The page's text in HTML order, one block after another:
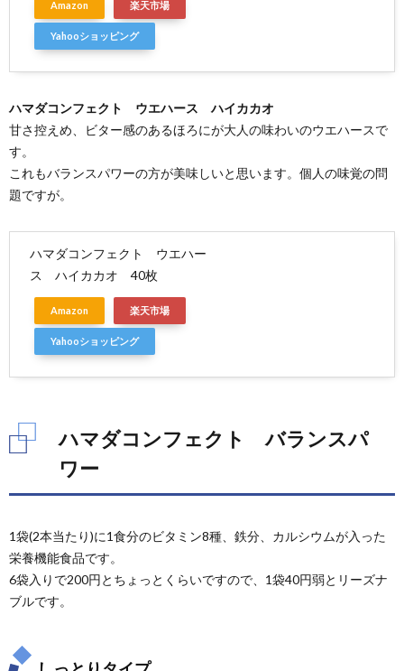
Amazon 楽天市場
Yahooショッピング
ハマダコンフェクト ウエハース ハイカカオ
甘さ控えめ、ビター感のあるほろにが大人の味わいのウエハースで
す。
これもバランスパワーの方が美味しいと思います。個人の味覚の問
題ですが。
ハマダコンフェクト ウエハー
ス ハイカカオ 40枚
Amazon 楽天市場
Yahooショッピング
ハマダコンフェクト バランスパ
ワー
1袋(2本当たり)に1食分のビタミン8種、鉄分、カルシウムが入った
栄養機能食品です。
6袋入りで200円とちょっとくらいですので、1袋40円弱とリーズナ
ブルです。